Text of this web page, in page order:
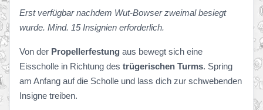
Erst verfügbar nachdem Wut-Bowser zweimal besiegt
wurde. Mind. 15 Insignien erforderlich.
Von der Propellerfestung aus bewegt sich eine
Eisscholle in Richtung des trügerischen Turms. Spring
am Anfang auf die Scholle und lass dich zur schwebenden
Insigne treiben.